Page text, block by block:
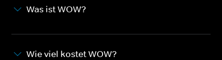
Was ist WOW?
Wie viel kostet WOW?